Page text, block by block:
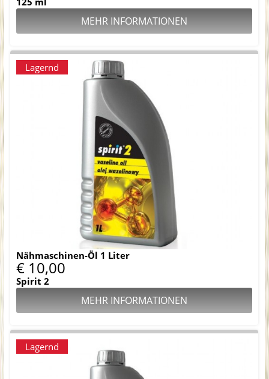
MEHR INFORMATIONEN
Lagernd
Nähmaschinen-Öl 1 Liter
€ 10,00
Spirit 2
MEHR INFORMATIONEN
Lagernd